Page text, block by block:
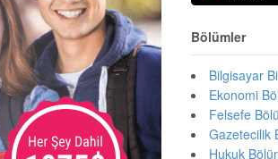
Bölümler
Bilgisayar
Ekonomi
Felsefe
Gazetecilik
Hukuk